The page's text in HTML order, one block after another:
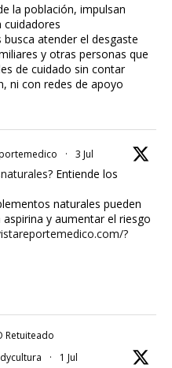
la población, impulsan
cuidadores
busca atender el desgaste
y otras personas que
de cuidado sin contar
ni con redes de apoyo
· 3 Jul
? Entiende los
naturales pueden
y aumentar el riesgo
?
Retuiteado
· 1 Jul